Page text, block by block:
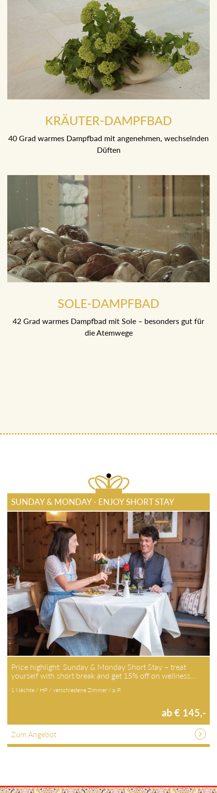
KRÄUTER-DAMPFBAD
40 Grad warmes Dampfbad mit angenehmen, wechselnden
Düften
SOLE-DAMPFBAD
42 Grad warmes Dampfbad mit Sole – besonders gut für die
Atemwege
SUNDAY & MONDAY - ENJOY SHORT STAY
Price highlight: Sunday & Monday Short Stay – treat yourself
with short break and get 15% off on wellness…
1 Nächte / HP / verschiedene Zimmer / p.P.